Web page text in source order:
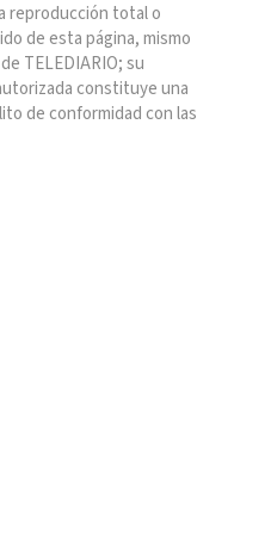
reproducción total o
de esta página, mismo
TELEDIARIO; su
constituye una
de conformidad con las